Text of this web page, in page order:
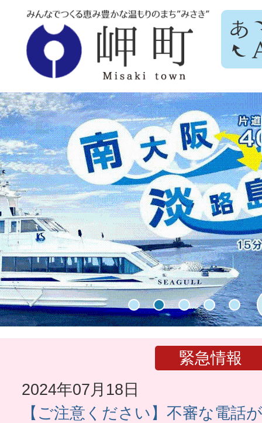
1 2 3 4 5
緊急情報
2024年07月18日
【ご注意ください】不審な電話